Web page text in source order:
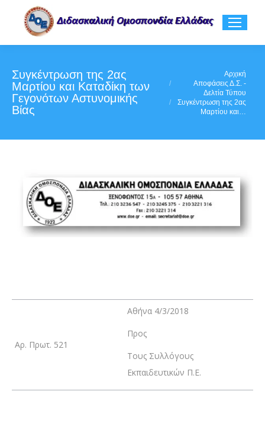
Συγκέντρωση της 2ας
Μαρτίου και Καταδίκη των
Γεγονότων Αστυνομικής
Βίας
Αρχική
Αποφάσεις Δ.Σ. -
Δελτία Τύπου
Συγκέντρωση της 2ας
Μαρτίου και…
Αρ. Πρωτ. 521
Αθήνα 4/3/2018
Προς
Τους Συλλόγους
Εκπαιδευτικών Π.Ε.